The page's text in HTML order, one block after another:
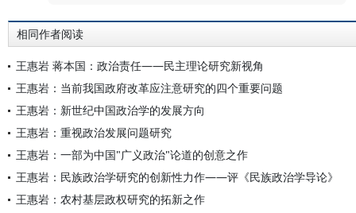
相同作者阅读
王惠岩 蒋本国：政治责任——民主理论研究新视角
王惠岩：当前我国政府改革应注意研究的四个重要问题
王惠岩：新世纪中国政治学的发展方向
王惠岩：重视政治发展问题研究
王惠岩：一部为中国"广义政治"论道的创意之作
王惠岩：民族政治学研究的创新性力作——评《民族政治学导论》
王惠岩：农村基层政权研究的拓新之作